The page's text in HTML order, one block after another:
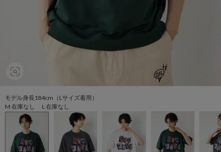
モデル身長184cm（Lサイズ着用）
M 在庫なし L 在庫なし